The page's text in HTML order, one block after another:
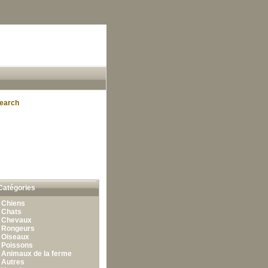
Chiens
Chats
Chevaux
Rongeurs
Oiseaux
Poissons
Animaux de la ferme
Autres